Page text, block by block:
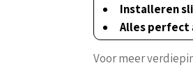
Installeren
Alles perfect
Voor meer